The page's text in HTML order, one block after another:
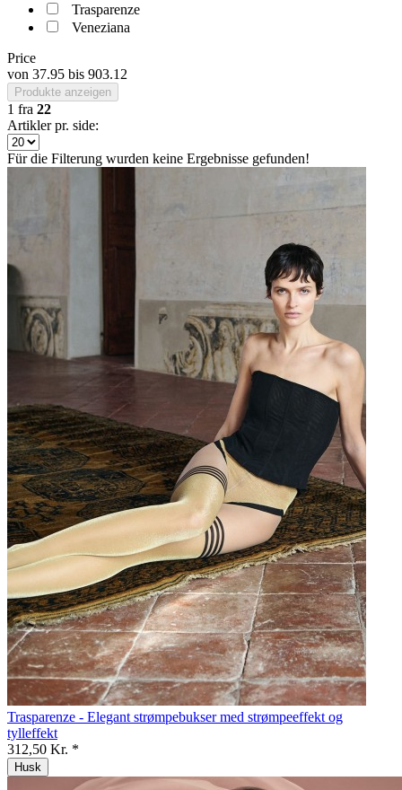
Trasparenze
Veneziana
Price
von 37.95 bis 903.12
Produkte anzeigen
1 fra 22
Artikler pr. side:
Für die Filterung wurden keine Ergebnisse gefunden!
Trasparenze - Elegant strømpebukser med strømpeeffekt og
tylleffekt
312,50 Kr. *
Husk